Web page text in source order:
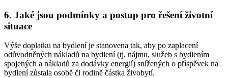
6. Jaké jsou podmínky a postup pro řešení životní
situace
Výše doplatku na bydlení je stanovena tak, aby po zaplacení
odůvodněných nákladů na bydlení (tj. nájmu, služeb s bydlením
spojených a nákladů za dodávky energií) snížených o příspěvek na
bydlení zůstala osobě či rodině částka živobytí.